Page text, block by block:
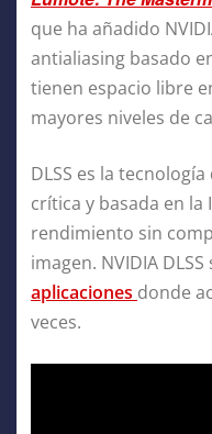
que ha añadido
antialiasing basado
tienen espacio libre
mayores niveles de
DLSS es la
crítica y basada en la
rendimiento sin
imagen. NVIDIA
aplicaciones donde
veces.